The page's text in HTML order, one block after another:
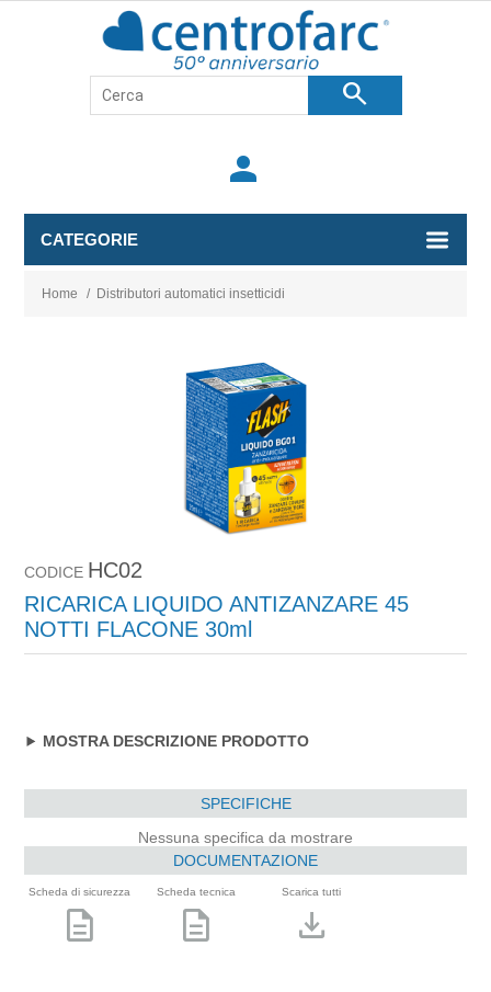
search
person
CATEGORIE
Home / Distributori automatici insetticidi
CODICE HC02
RICARICA LIQUIDO ANTIZANZARE 45
NOTTI FLACONE 30ml
MOSTRA DESCRIZIONE PRODOTTO
SPECIFICHE
Nessuna specifica da mostrare
DOCUMENTAZIONE
Scheda di sicurezza
description
Scheda tecnica
description
Scarica tutti
download